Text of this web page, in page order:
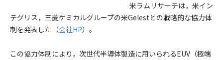
米ラムリサーチは，米イン
テグリス，三菱ケミカルグループの米Gelestとの戦略的な協力体
制を発表した（会社HP）。
この協力体制により，次世代半導体製造に用いられるEUV（極端